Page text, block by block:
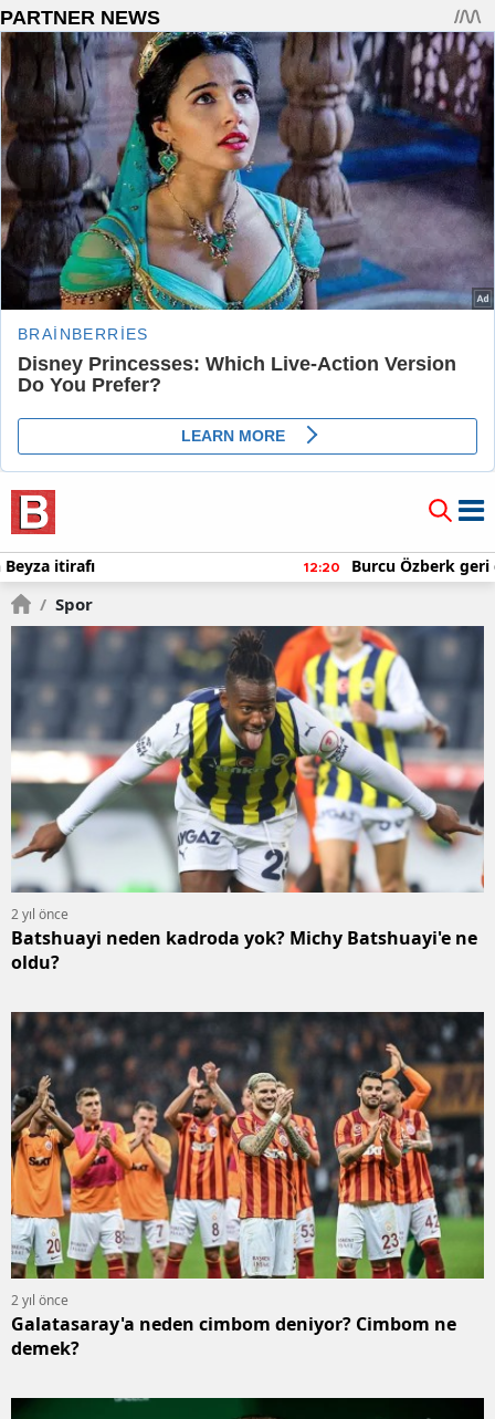
12:10 Mauro Icardi'den olay yaratan paylaşımlar!
/ Spor
2 yıl önce
Batshuayi neden kadroda yok? Michy Batshuayi'e ne
oldu?
2 yıl önce
Galatasaray'a neden cimbom deniyor? Cimbom ne
demek?